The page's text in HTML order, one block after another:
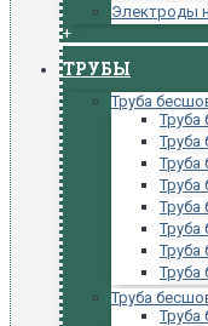
Электроды
+
ТРУБЫ
Труба
Труба
Труба
Труба
Труба
Труба
Труба
Труба
Труба
Труба
Труба